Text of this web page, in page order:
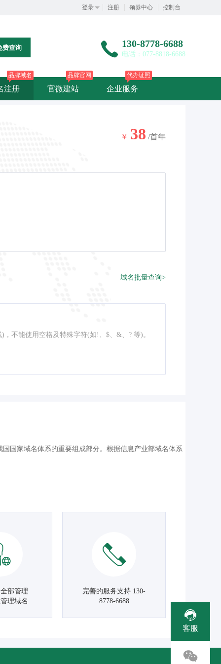
登录 注册 领券中心 控制台
费查询 130-8778-6688
电话：077-8818-6688
注册
品牌域名
官微建站
品牌官网
企业服务
代办证照
￥ 38 /首年
域名批量查询>
不能使用空格及特殊字符(如!、$、&、? 等)。
国家域名体系的重要组成部分。根据信息产业部域名体系
部管理
理域名
完善的服务支持 130-
8778-6688
客服